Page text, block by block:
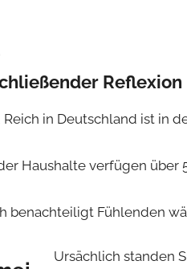
Reflexion
in Deutschland ist in
Haushalte verfügen über
benachteiligt Fühlenden
Ursächlich standen